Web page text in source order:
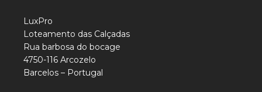
LuxPro
Loteamento das Calçadas
Rua barbosa do bocage
4750-116 Arcozelo
Barcelos – Portugal